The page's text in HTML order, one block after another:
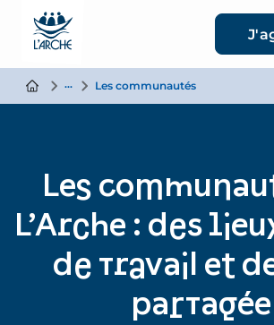
L’Arche en personnes
Les communautés
Les
L’Arche : des
de travail et
partagée